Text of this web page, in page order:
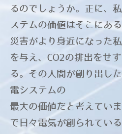
るのでしょうか。正に、
ステムの価値はそこにあ
災害がより身近になった
を与え、CO2の排出をせ
る。その人間が創り出し
電システムの
最大の価値だと考えてい
で日々電気が創られてい